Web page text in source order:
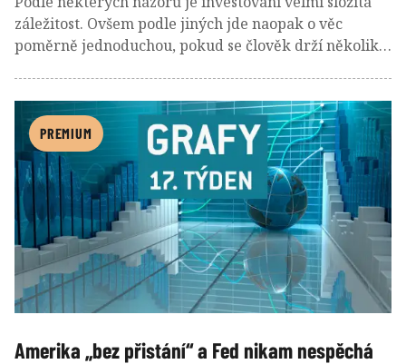
záležitost. Ovšem podle jiných jde naopak o věc
poměrně jednoduchou, pokud se člověk drží několika
PREMIUM
Amerika „bez přistání“ a Fed nikam nespěchá